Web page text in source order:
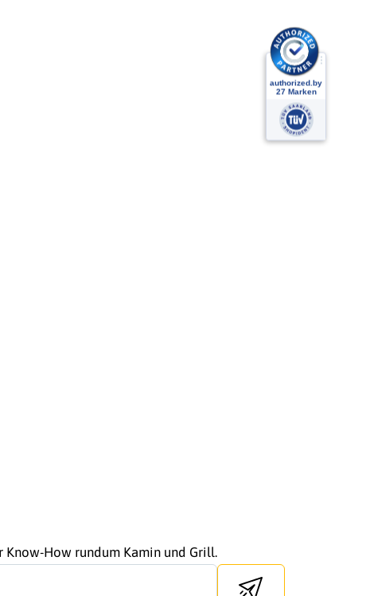
How rundum Kamin und Grill.
Send newsletter